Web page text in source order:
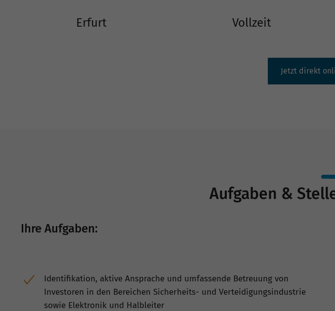
Erfurt Vollzeit
Jetzt direkt
Aufgaben &
Ihre Aufgaben:
Identifikation, aktive Ansprache und umfassende Betreuung von
Investoren in den Bereichen Sicherheits- und Verteidigungsindustrie
sowie Elektronik und Halbleiter